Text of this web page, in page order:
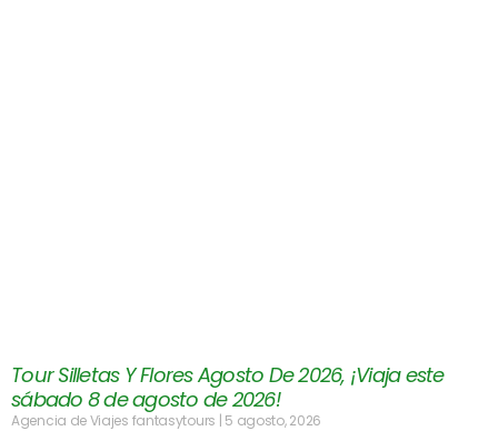
Tour Silletas Y Flores Agosto De 2026, ¡Viaja este
sábado 8 de agosto de 2026!
Agencia de Viajes fantasytours 5 agosto, 2026